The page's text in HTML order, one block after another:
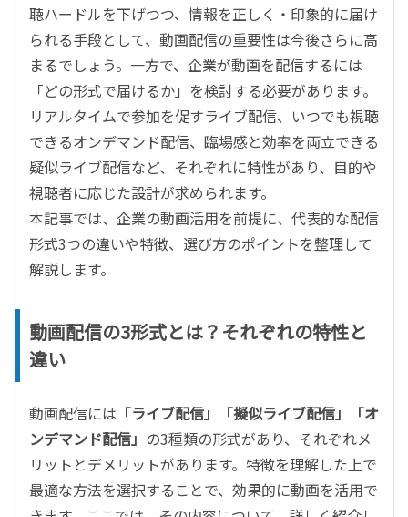
聴ハードルを下げつつ、情報を正しく・印象的に届け
られる手段として、動画配信の重要性は今後さらに高
まるでしょう。一方で、企業が動画を配信するには
「どの形式で届けるか」を検討する必要があります。
リアルタイムで参加を促すライブ配信、いつでも視聴
できるオンデマンド配信、臨場感と効率を両立できる
疑似ライブ配信など、それぞれに特性があり、目的や
視聴者に応じた設計が求められます。
本記事では、企業の動画活用を前提に、代表的な配信
形式3つの違いや特徴、選び方のポイントを整理して
解説します。
動画配信の3形式とは？それぞれの特性と
違い
動画配信には 「ライブ配信」「擬似ライブ配信」「オ
ンデマンド配信」 の3種類の形式があり、それぞれメ
リットとデメリットがあります。特徴を理解した上で
最適な方法を選択することで、効果的に動画を活用で